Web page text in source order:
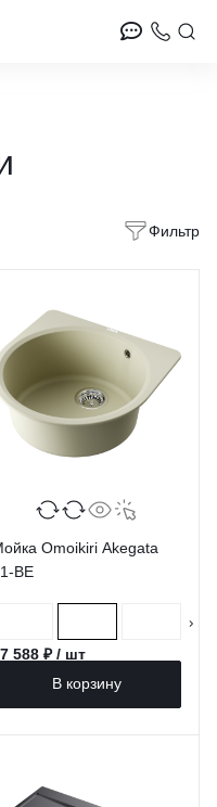
Фильтр
Omoikiri Akegata
BE
588 ₽ / шт
В корзину